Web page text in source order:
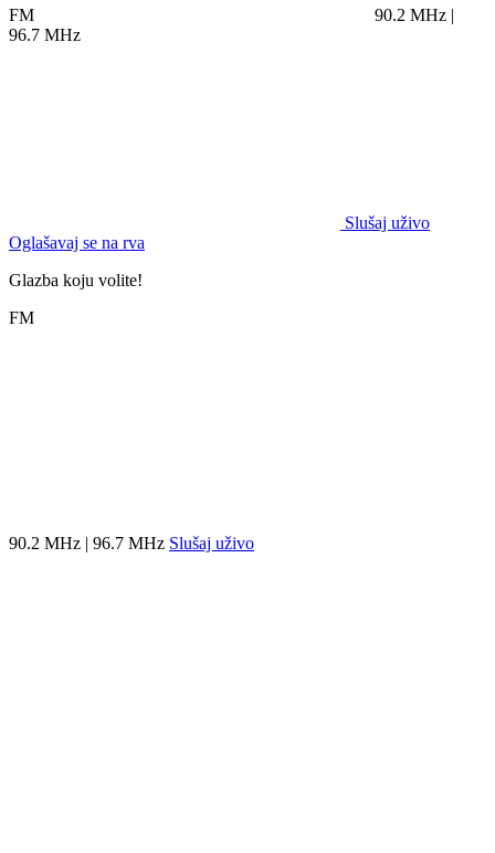
FM
90.2 MHz |
96.7 MHz
Slušaj uživo
Oglašavaj se na rva
Glazba koju volite!
FM
90.2 MHz | 96.7 MHz Slušaj uživo